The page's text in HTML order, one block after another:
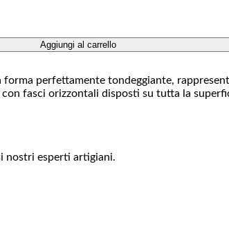
Aggiungi al carrello
perfettamente tondeggiante,
fasci orizzontali disposti su tutta la
nostri esperti artigiani.